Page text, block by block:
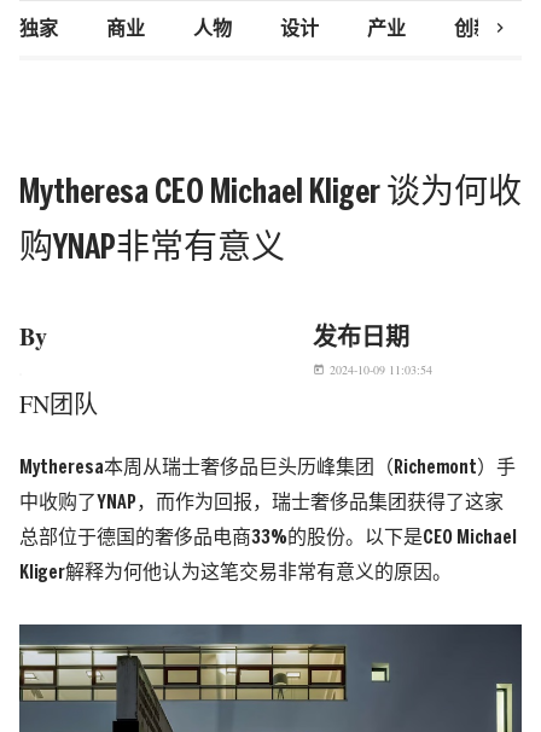
独家 商业 人物 设计 产业 创新研究
chevron_right
Mytheresa CEO Michael Kliger 谈为何收
购YNAP非常有意义
By
FN团队
发布日期
today 2024-10-09 11:03:54
Mytheresa本周从瑞士奢侈品巨头历峰集团（Richemont）手
中收购了YNAP，而作为回报，瑞士奢侈品集团获得了这家
总部位于德国的奢侈品电商33%的股份。以下是CEO Michael
Kliger解释为何他认为这笔交易非常有意义的原因。